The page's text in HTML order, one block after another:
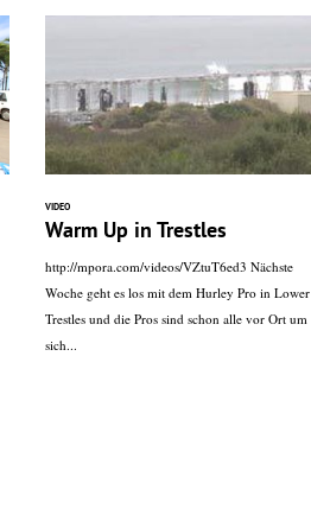
VIDEO
Warm Up in Trestles
http://mpora.com/videos/VZtuT6ed3 Nächste
Woche geht es los mit dem Hurley Pro in Lower
Trestles und die Pros sind schon alle vor Ort um
sich...